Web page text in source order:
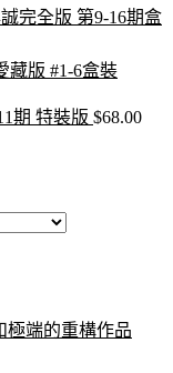
完全版 第9-16期盒
藏版 #1-6盒裝
期 特裝版 $68.00
極端的重構作品